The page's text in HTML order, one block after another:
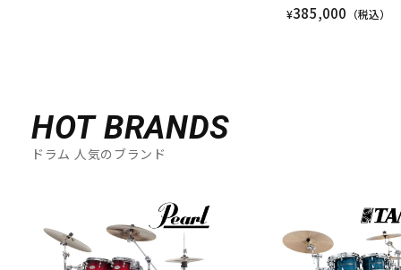
¥385,000 （税込）
HOT BRANDS
ドラム 人気のブランド